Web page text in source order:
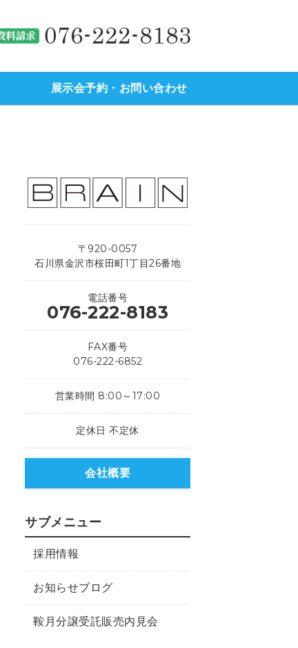
展示会予約・お問い合わせ
〒920-0057
石川県金沢市桜田町1丁目26番地
電話番号
076-222-8183
FAX番号
076-222-6852
営業時間 8:00～17:00
定休日 不定休
会社概要
サブメニュー
採用情報
お知らせブログ
鞍月分譲受託販売内見会